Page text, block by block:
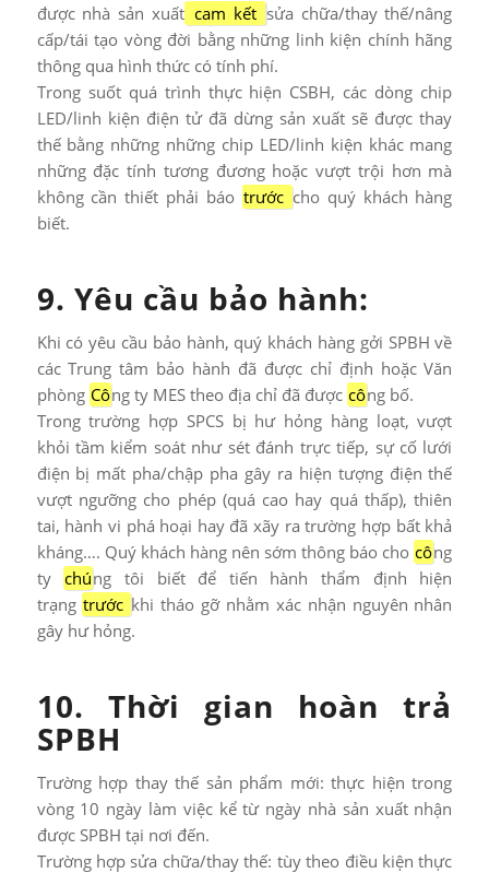
được nhà sản xuất cam kết sửa chữa/thay thế/nâng
cấp/tái tạo vòng đời bằng những linh kiện chính hãng
thông qua hình thức có tính phí.
Trong suốt quá trình thực hiện CSBH, các dòng chip
LED/linh kiện điện tử đã dừng sản xuất sẽ được thay
thế bằng những những chip LED/linh kiện khác mang
những đặc tính tương đương hoặc vượt trội hơn mà
không cần thiết phải báo trước cho quý khách hàng
biết.
9. Yêu cầu bảo hành:
Khi có yêu cầu bảo hành, quý khách hàng gởi SPBH về
các Trung tâm bảo hành đã được chỉ định hoặc Văn
phòng Công ty MES theo địa chỉ đã được công bố.
Trong trường hợp SPCS bị hư hỏng hàng loạt, vượt
khỏi tầm kiểm soát như sét đánh trực tiếp, sự cố lưới
điện bị mất pha/chập pha gây ra hiện tượng điện thế
vượt ngưỡng cho phép (quá cao hay quá thấp), thiên
tai, hành vi phá hoại hay đã xãy ra trường hợp bất khả
kháng…. Quý khách hàng nên sớm thông báo cho công
ty chúng tôi biết để tiến hành thẩm định hiện
trạng trước khi tháo gỡ nhằm xác nhận nguyên nhân
gây hư hỏng.
10. Thời gian hoàn trả
SPBH
Trường hợp thay thế sản phẩm mới: thực hiện trong
vòng 10 ngày làm việc kể từ ngày nhà sản xuất nhận
được SPBH tại nơi đến.
Trường hợp sửa chữa/thay thế: tùy theo điều kiện thực